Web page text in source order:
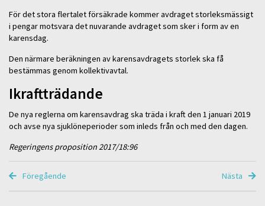
För det stora flertalet försäkrade kommer avdraget storleksmässigt
i pengar motsvara det nuvarande avdraget som sker i form av en
karensdag.
Den närmare beräkningen av karensavdragets storlek ska få
bestämmas genom kollektivavtal.
Ikraftträdande
De nya reglerna om karensavdrag ska träda i kraft den 1 januari 2019
och avse nya sjuklöneperioder som inleds från och med den dagen.
Regeringens proposition 2017/18:96
Föregående Nästa